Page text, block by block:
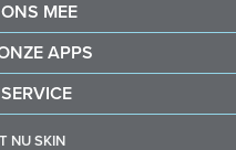
met Vitameal
MEE
beloningen
APPS
NU SKIN